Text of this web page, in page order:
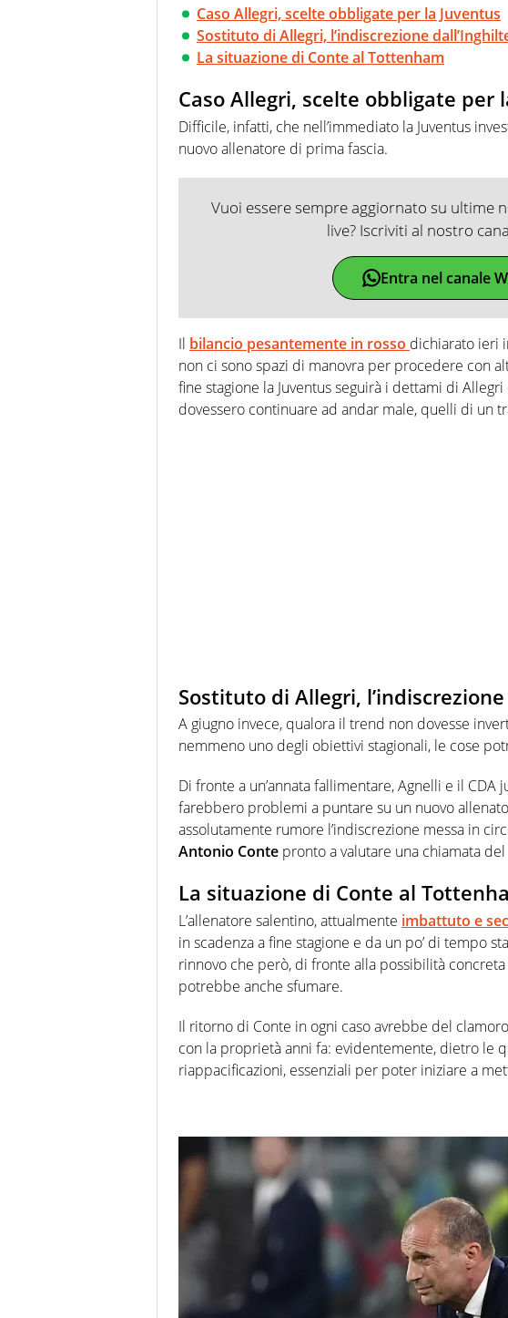
Caso Allegri, scelte obbligate per la Juventus
Sostituto di Allegri, l’indiscrezione
La situazione di Conte al Tottenham
Caso Allegri, scelte obbligate per
Difficile, infatti, che nell’immediato la Juventus
nuovo allenatore di prima fascia.
Vuoi essere sempre aggiornato su ultime
live? Iscriviti al nostro
Entra nel canale
Il bilancio pesantemente in rosso dichiarato ieri
non ci sono spazi di manovra per procedere con
fine stagione la Juventus seguirà i dettami di
dovessero continuare ad andar male, quelli di un
Sostituto di Allegri,
A giugno invece, qualora il trend non dovesse
nemmeno uno degli obiettivi stagionali, le cose
Di fronte a un’annata fallimentare, Agnelli e il
farebbero problemi a puntare su un nuovo
assolutamente rumore l’indiscrezione messa in
Antonio Conte pronto a valutare una chiamata
La situazione di Conte al
L’allenatore salentino, attualmente imbattuto e
in scadenza a fine stagione e da un po’ di tempo
rinnovo che però, di fronte alla possibilità
potrebbe anche sfumare.
Il ritorno di Conte in ogni caso avrebbe del
con la proprietà anni fa: evidentemente, dietro le
riappacificazioni, essenziali per poter iniziare a